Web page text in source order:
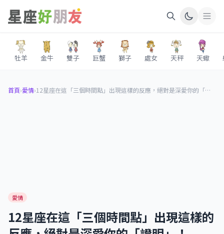
牡羊 金牛 雙子 巨蟹 獅子 處女 天秤 天蠍
首頁›愛情› 12星座在這「三個時間點」出現這樣的反應，絕對是深愛你的「證明」！
愛情
12星座在這「三個時間點」出現這樣的